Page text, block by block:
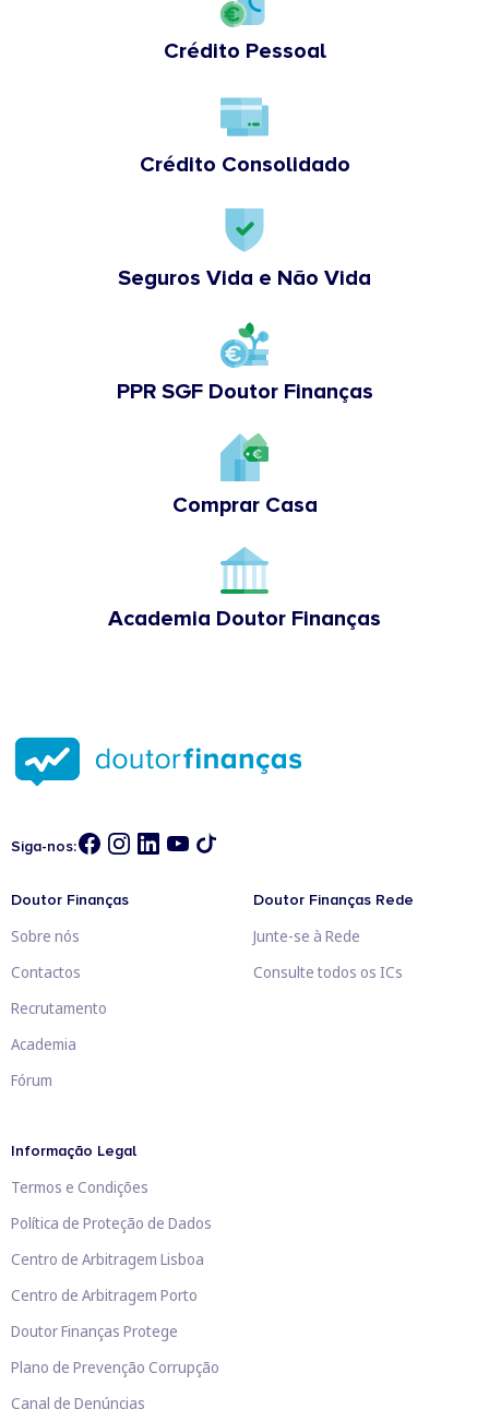
Crédito Pessoal
Crédito Consolidado
Seguros Vida e Não Vida
PPR SGF Doutor Finanças
Comprar Casa
Academia Doutor Finanças
Siga-nos:
Doutor Finanças
Sobre nós
Contactos
Recrutamento
Academia
Fórum
Doutor Finanças Rede
Junte-se à Rede
Consulte todos os ICs
Informação Legal
Termos e Condições
Política de Proteção de Dados
Centro de Arbitragem Lisboa
Centro de Arbitragem Porto
Doutor Finanças Protege
Plano de Prevenção Corrupção
Canal de Denúncias